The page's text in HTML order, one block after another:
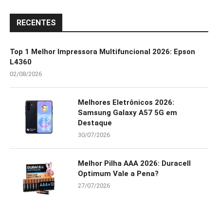
RECENTES
Top 1 Melhor Impressora Multifuncional 2026: Epson
L4360
02/08/2026
Melhores Eletrônicos 2026:
Samsung Galaxy A57 5G em
Destaque
30/07/2026
Melhor Pilha AAA 2026: Duracell
Optimum Vale a Pena?
27/07/2026